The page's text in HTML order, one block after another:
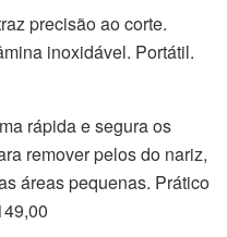
precisão ao corte.
inoxidável. Portátil.
rápida e segura os
remover pelos do nariz,
áreas pequenas. Prático